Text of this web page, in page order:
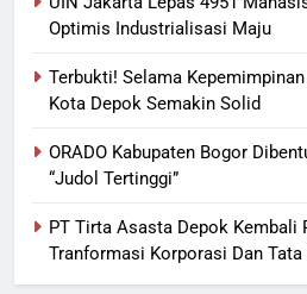
Optimis Industrialisasi Maju
Terbukti! Selama
Kota Depok Semakin Solid
ORADO Kabupaten Bogor
“Judol Tertinggi”
PT Tirta Asasta Depok Kembali
Tranformasi Korporasi Dan Tata